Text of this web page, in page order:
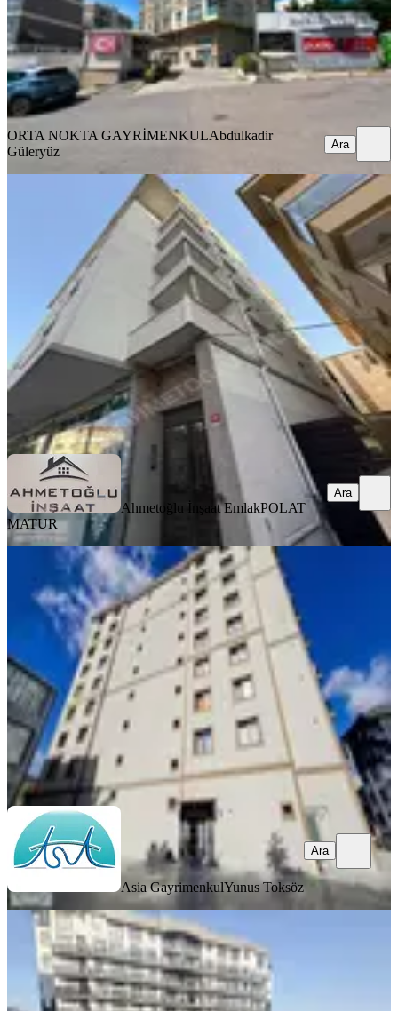
26.000 ₺
ORTA NOKTA GAYRİMENKUL Abdulkadir Güleryüz
Ara
ORTA NOKTA GAYRİMENKULAbdulkadir
Güleryüz
Ara
Fevzi Çakmak Mahallesinde 150 M²
Net Kullanım Alanlı Kiralık 3+1
Pendik, Fevzi Çakmak Mahallesi
180 m² ·7. Kat·07.08.2026
35.000 ₺
Ahmetoğlu İnşaat Emlak POLAT MATUR
Ara
Ahmetoğlu İnşaat EmlakPOLAT
MATUR
Ara
Asai'dan 7nci Kat 2+1 Kiralık Daire
Pendik, Güllü Bağlar Mahallesi
2+1
·85 m² · 7. Kat ·06.08.2026
42.500 ₺
Asia Gayrimenkul
Ara
Asia GayrimenkulYunus Toksöz
Ara
YENİ
Sima Garden Büyük Tip 1+1
Balkonlu Peyzaj Cephe
Pendik, Yenişehir Mahallesi